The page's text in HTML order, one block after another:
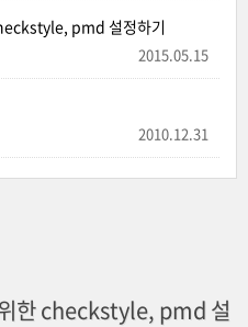
pmd 설정하기
2015.05.15
2010.12.31
한 checkstyle, pmd 설